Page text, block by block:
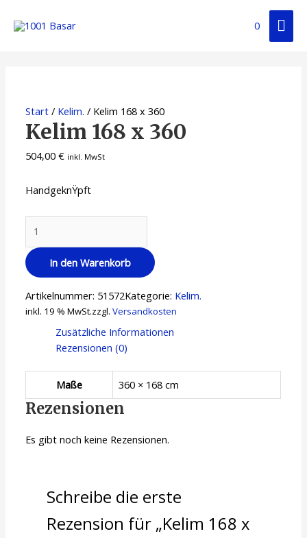
0
Start / Kelim. / Kelim 168 x 360
Kelim 168 x 360
504,00€ inkl. MwSt
HandgeknŸpft
In den Warenkorb
Artikelnummer: 51572Kategorie: Kelim.
inkl. 19 % MwSt.zzgl.Versandkosten
Zusätzliche Informationen
Rezensionen (0)
Maße 360 × 168 cm
Rezensionen
Es gibt noch keine Rezensionen.
Schreibe die erste
Rezension für „Kelim 168 x